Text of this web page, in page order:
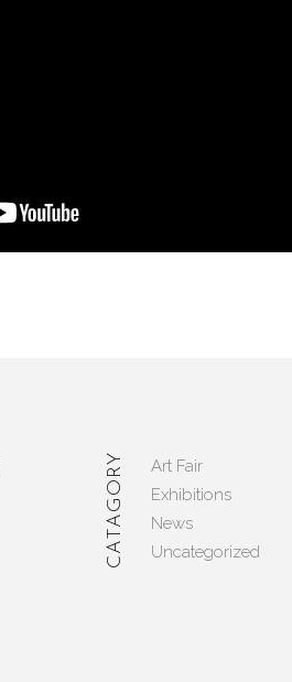
CATAGORY
Art Fair
Exhibitions
News
Uncategorized